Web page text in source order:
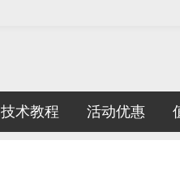
技术教程 活动优惠